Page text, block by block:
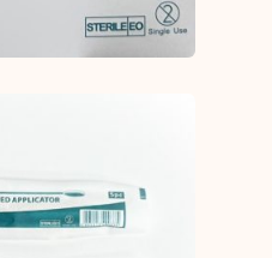
500pc/box
REF:2516115